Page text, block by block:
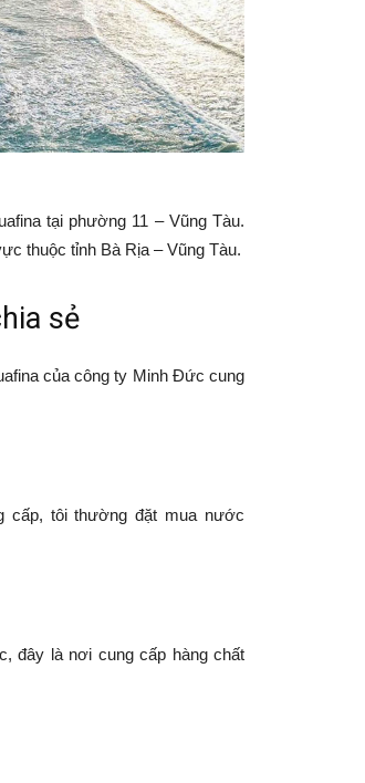
tại phường 11 – Vũng Tàu.
thuộc tỉnh Bà Rịa – Vũng Tàu.
sẻ
của công ty Minh Đức cung
cấp, tôi thường đặt mua nước
đây là nơi cung cấp hàng chất